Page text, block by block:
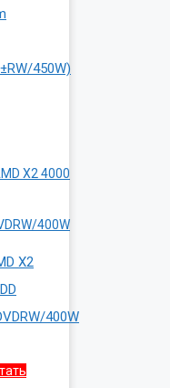
450W)
X2
400W